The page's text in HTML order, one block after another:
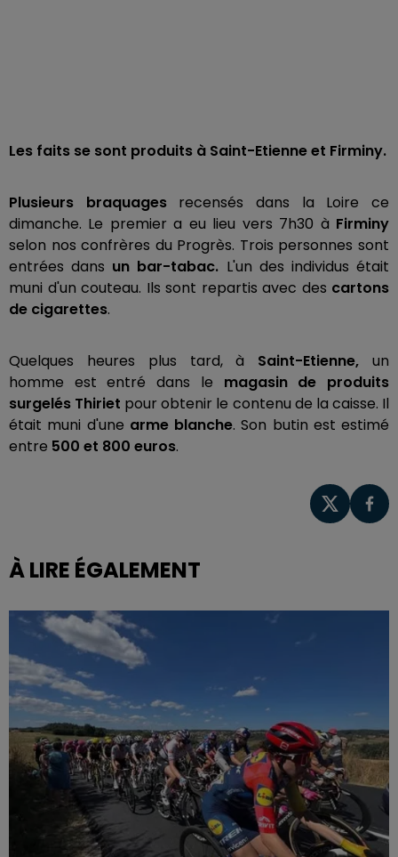
Les faits se sont produits à Saint-Etienne et Firminy.
Plusieurs braquagesrecensés dans la Loire ce
dimanche. Le premier a eu lieu vers 7h30 à Firminy
selon nos confrères du Progrès. Trois personnes sont
entrées dans un bar-tabac. L'un des individus était
muni d'un couteau. Ils sont repartis avec des cartons
de cigarettes.
Quelques heures plus tard, à Saint-Etienne, un
homme est entré dans le magasin de produits
surgelés Thiriet pour obtenir le contenu de la caisse. Il
était muni d'une arme blanche. Son butin est estimé
entre 500 et 800 euros.
À LIRE ÉGALEMENT